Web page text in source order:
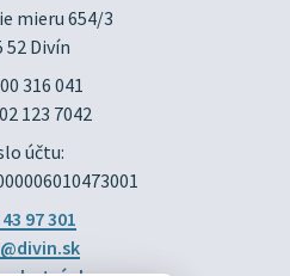
mieru 654/3
52 Divín
316 041
123 7042
účtu:
97 301